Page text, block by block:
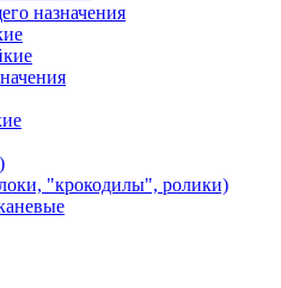
назначения
"крокодилы", ролики)